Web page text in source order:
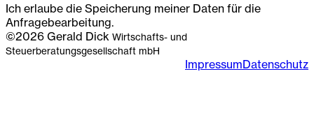
Ich erlaube die Speicherung meiner Daten für die
Anfragebearbeitung.
©2026 Gerald Dick Wirtschafts- und
Steuerberatungsgesellschaft mbH
ImpressumDatenschutz